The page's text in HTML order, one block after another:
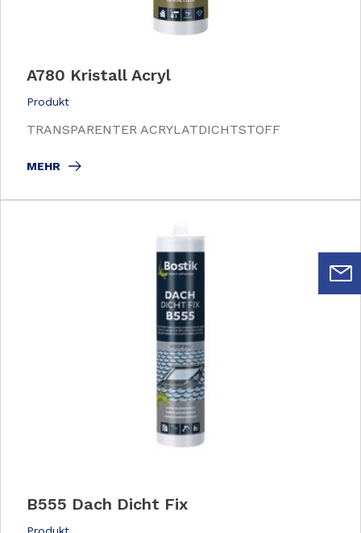
A780 Kristall Acryl
Produkt
TRANSPARENTER ACRYLATDICHTSTOFF
MEHR
B555 Dach Dicht Fix